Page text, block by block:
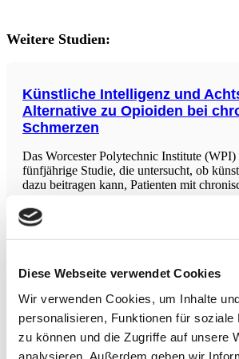
Diese Webseite verwendet Cookies
Wir verwenden Cookies, um Inhalte
personalisieren, Funktionen für soziale
zu können und die Zugriffe auf unsere
analysieren. Außerdem geben wir
Weitere Studien:
Künstliche Intelligenz und
Alternative zu Opioiden bei
Schmerzen
Das Worcester Polytechnic Institute (WPI)
fünfjährige Studie, die untersucht, ob
dazu beitragen kann, Patienten mit
achtsamkeitsbasierten Ansätzen zu
National Institutes of Health finanzierte
Die Studie evaluiert, ob die Art der
Zusammensetzung der postoperativen
Pankreatikoduodenektomie (PD) den
beeinflussen. Es wurden 100 Patienten mit
Bauchspeicheldrüsenkrebs untersucht, die